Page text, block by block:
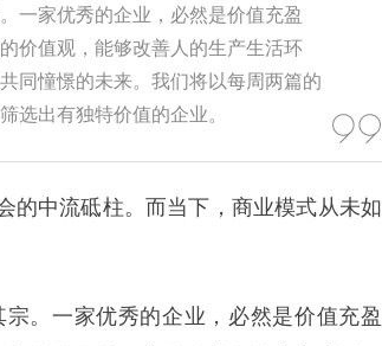
一家优秀的企业，必然是价值充盈
价值观，能够改善人的生产生活环
同憧憬的未来。我们将以每周两篇的
选出有独特价值的企业。
的中流砥柱。而当下，商业模式从未如
。一家优秀的企业，必然是价值充盈